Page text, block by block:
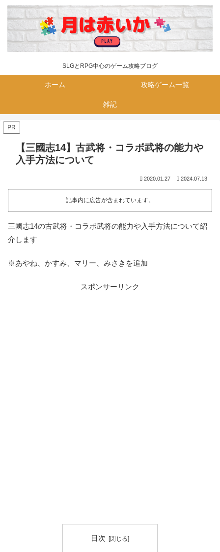
SLGとRPG中心のゲーム攻略ブログ
ホーム 攻略ゲーム一覧
雑記
PR
【三國志14】古武将・コラボ武将の能力や
入手方法について
2020.01.27 2024.07.13
記事内に広告が含まれています。
三國志14の古武将・コラボ武将の能力や入手方法について紹
介します
※あやね、かすみ、マリー、みさきを追加
スポンサーリンク
目次